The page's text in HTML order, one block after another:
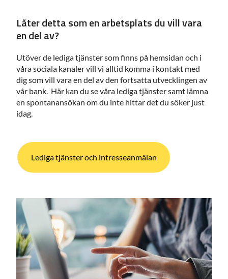
Låter detta som en arbetsplats du vill vara
en del av?
Utöver de lediga tjänster som finns på hemsidan och i
våra sociala kanaler vill vi alltid komma i kontakt med
dig som vill vara en del av den fortsatta utvecklingen av
vår bank. Här kan du se våra lediga tjänster samt lämna
en spontanansökan om du inte hittar det du söker just
idag.
Lediga tjänster och intresseanmälan